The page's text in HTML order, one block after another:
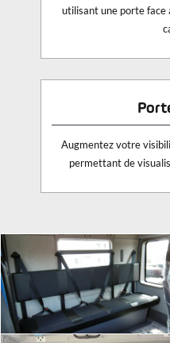
utilisant une porte face
Augmentez votre
permettant de
x